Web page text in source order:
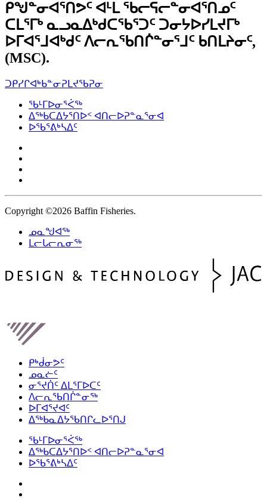
ᑭᖑᓐᓂᐊᕐᑎᕗᑦ ᐊᒻᒪ ᖃᓕᕋᓕᓐᓂᐊᕐᑎᓄᑦ
ᑕᒪᕐᒥᒃ ᓇᓗᓇᐃᒃᑯᑕᖃᕐᑐᑦ ᑐᓂᔭᐅᓯᒪᔪᒥᒃ
ᐅᒥᐊᕐᒧᐊᒃᑯᑦ ᐱᓕᕆᖃᑎᒌᓐᓂᕐᒧᑦ ᑲᑎᒪᔨᓂᑦ,
(MSC).
ᑐᑭᓯᒋᐊᒃᑲᓐᓂᕈᒪᔪᖃᕈᓂ
ᖃᒻᒥᐅᓂᕐᐹᖅ
ᐃᖅᑲᑕᐃᔭᕐᑎᐅᑉ ᐊᑎᓕᐅᕈᓐᓇᕐᓂᐊ
ᐅᖃᕐᕕᒃᓴᐃᑦ
Copyright ©2026 Baffin Fisheries.
ᓄᓇᖑᐊᖅ
ᒪᓕᒐᓕᕆᓂᖅ
ᑭᒃᑰᓂᕗᑦ
ᓄᓇᓖᑦ
ᓂᕐᔪᑏᑦ ᐃᒪᕐᒥᐅᑕᑦ
ᐱᓕᕆᖃᑎᒌᓐᓂᖅ
ᐅᒥᐊᕐᔪᐊᑦ
ᐃᖅᑲᓇᐃᔭᖃᑎᒋᓚᐅᕐᑎᒍ
ᖃᒻᒥᐅᓂᕐᐹᖅ
ᐃᖅᑲᑕᐃᔭᕐᑎᐅᑉ ᐊᑎᓕᐅᕈᓐᓇᕐᓂᐊ
ᐅᖃᕐᕕᒃᓴᐃᑦ